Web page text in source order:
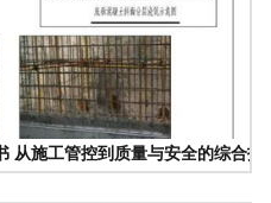
从施工管控到质量与安全的综合指